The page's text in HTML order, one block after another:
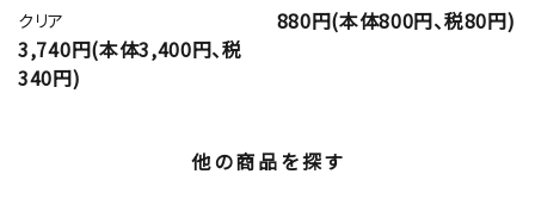
クリア
3,740円(本体3,400円、税
340円)
880円(本体800円、税80円)
他の商品を探す